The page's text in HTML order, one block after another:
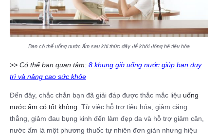
Bạn có thể uống nước ấm sau khi thức dậy để khởi động hệ tiêu hóa
>> Có thể bạn quan tâm: 8 khung giờ uống nước giúp bạn duy
trì và nâng cao sức khỏe
Đến đây, chắc chắn bạn đã giải đáp được thắc mắc liệu uống
nước ấm có tốt không . Từ việc hỗ trợ tiêu hóa, giảm căng
thẳng, giảm đau bụng kinh đến làm đẹp da và hỗ trợ giảm cân,
nước ấm là một phương thuốc tự nhiên đơn giản nhưng hiệu